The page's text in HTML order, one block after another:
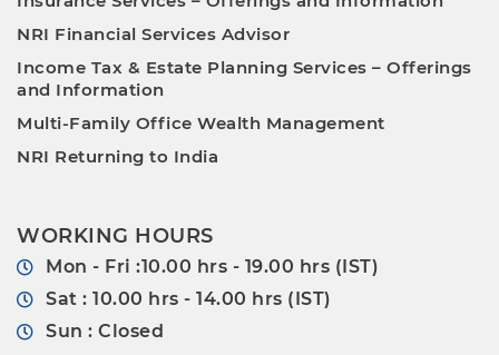
NRI Financial Services Advisor
Income Tax & Estate Planning Services – Offerings
and Information
Multi-Family Office Wealth Management
NRI Returning to India
WORKING HOURS
Mon - Fri :10.00 hrs - 19.00 hrs (IST)
Sat : 10.00 hrs - 14.00 hrs (IST)
Sun : Closed